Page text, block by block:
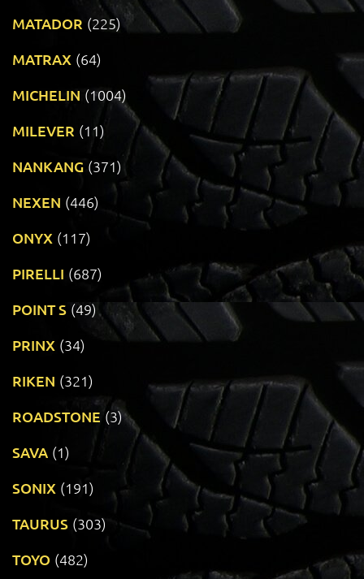
MATADOR (225)
MATRAX (64)
MICHELIN (1004)
MILEVER (11)
NANKANG (371)
NEXEN (446)
ONYX (117)
PIRELLI (687)
POINT S (49)
PRINX (34)
RIKEN (321)
ROADSTONE (3)
SAVA (1)
SONIX (191)
TAURUS (303)
TOYO (482)